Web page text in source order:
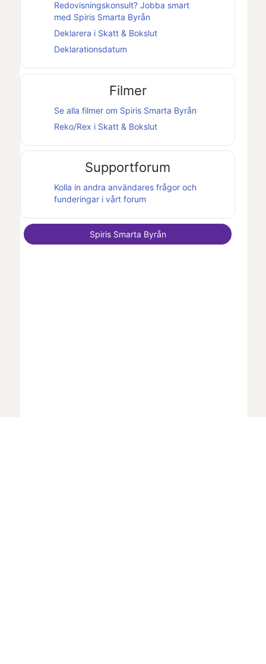
Redovisningskonsult? Jobba smart
med Spiris Smarta Byrån
Deklarera i Skatt & Bokslut
Deklarationsdatum
Filmer
Se alla filmer om Spiris Smarta Byrån
Reko/Rex i Skatt & Bokslut
Supportforum
Kolla in andra användares frågor och
funderingar i vårt forum
Spiris Smarta Byrån